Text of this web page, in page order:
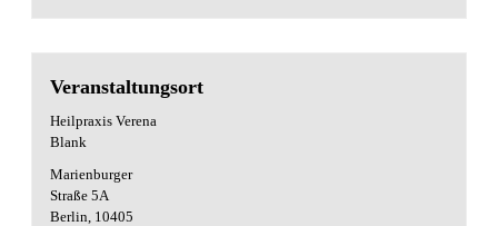
Veranstaltungsort
Heilpraxis Verena
Blank
Marienburger
Straße 5A
Berlin 10405